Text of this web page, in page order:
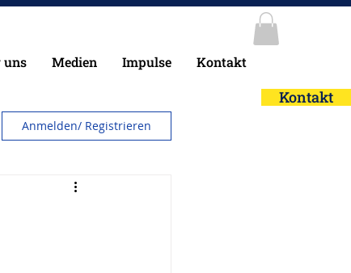
Kontakt
uns Medien Impulse Kontakt
Anmelden/ Registrieren